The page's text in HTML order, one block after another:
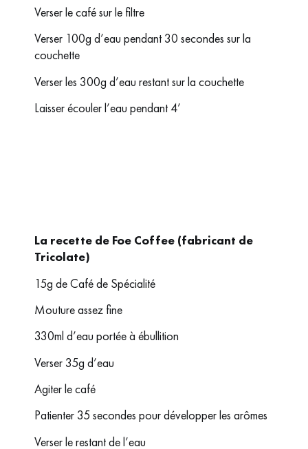
Verser le café sur le filtre
Verser 100g d’eau pendant 30 secondes sur la
couchette
Verser les 300g d’eau restant sur la couchette
Laisser écouler l’eau pendant 4’
La recette de Foe Coffee (fabricant de
Tricolate)
15g de Café de Spécialité
Mouture assez fine
330ml d’eau portée à ébullition
Verser 35g d’eau
Agiter le café
Patienter 35 secondes pour développer les arômes
Verser le restant de l’eau